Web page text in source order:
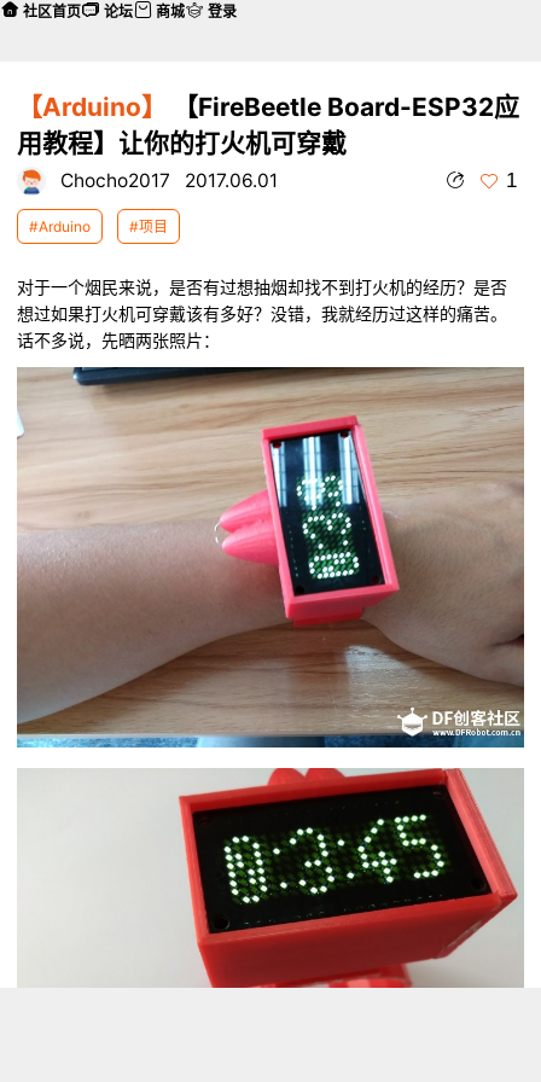
【Arduino】
【FireBeetle Board-ESP32应
用教程】让你的打火机可穿戴
Chocho2017 2017.06.01 1
#Arduino #项目
对于一个烟民来说，是否有过想抽烟却找不到打火机的经历？是否
想过如果打火机可穿戴该有多好？没错，我就经历过这样的痛苦。
话不多说，先晒两张照片：
社区首页 论坛 商城 登录